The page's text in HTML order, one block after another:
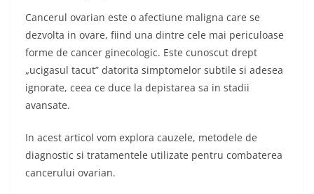
Cancerul ovarian este o afectiune maligna care se
dezvolta in ovare, fiind una dintre cele mai periculoase
forme de cancer ginecologic. Este cunoscut drept
„ucigasul tacut” datorita simptomelor subtile si adesea
ignorate, ceea ce duce la depistarea sa in stadii
avansate.
In acest articol vom explora cauzele, metodele de
diagnostic si tratamentele utilizate pentru combaterea
cancerului ovarian.